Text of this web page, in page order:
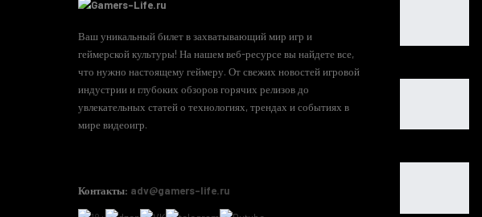
Ваш уникальный билет в захватывающий мир игр и
геймерской культуры! На нашем веб-ресурсе вы найдете все,
что нужно настоящему геймеру. От свежих новостей игровой
индустрии и глубоких обзоров горячих релизов до
увлекательных статей о технологиях, трендах и событиях в
мире видеоигр.
Контакты: adv@gamers-life.ru